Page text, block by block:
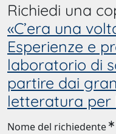
Richiedi una
«C’era una
Esperienze e
laboratorio di
partire dai
letteratura per
Nome del richiedente